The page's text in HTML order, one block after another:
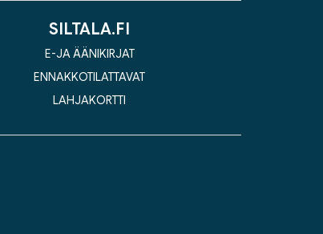
SILTALA.FI
E-JA ÄÄNIKIRJAT
ENNAKKOTILATTAVAT
LAHJAKORTTI